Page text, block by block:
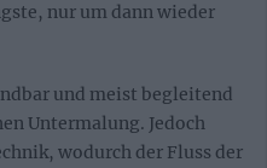
nur um dann wieder
und meist begleitend
Untermalung. Jedoch
wodurch der Fluss der